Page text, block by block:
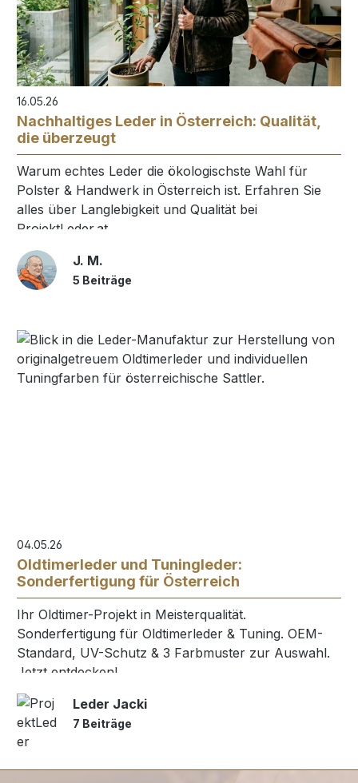
16.05.26
Nachhaltiges Leder in Österreich: Qualität,
die überzeugt
Warum echtes Leder die ökologischste Wahl für
Polster & Handwerk in Österreich ist. Erfahren Sie
alles über Langlebigkeit und Qualität bei
ProjektLeder.at.
J. M.
5 Beiträge
04.05.26
Oldtimerleder und Tuningleder:
Sonderfertigung für Österreich
Ihr Oldtimer-Projekt in Meisterqualität.
Sonderfertigung für Oldtimerleder & Tuning. OEM-
Standard, UV-Schutz & 3 Farbmuster zur Auswahl.
Jetzt entdecken!
Leder Jacki
7 Beiträge